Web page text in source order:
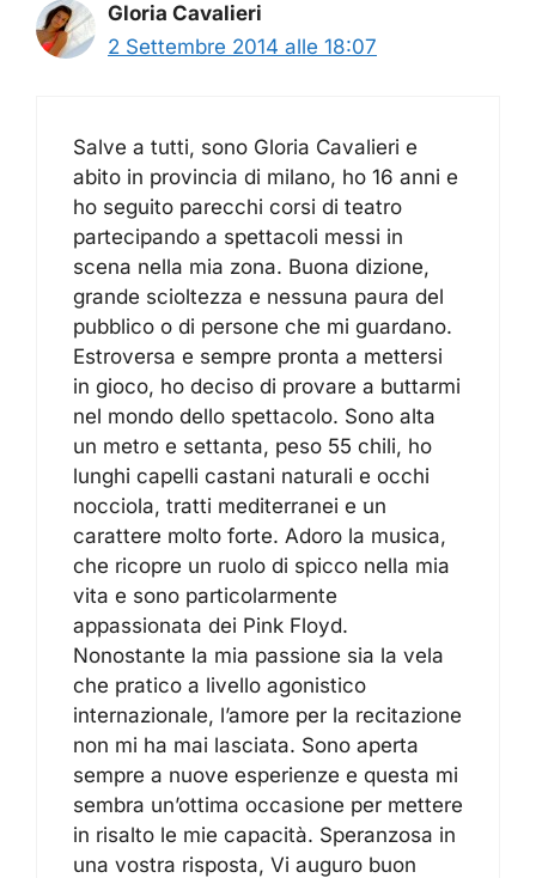
Gloria Cavalieri
2 Settembre 2014 alle 18:07
Salve a tutti, sono Gloria Cavalieri e
abito in provincia di milano, ho 16 anni e
ho seguito parecchi corsi di teatro
partecipando a spettacoli messi in
scena nella mia zona. Buona dizione,
grande scioltezza e nessuna paura del
pubblico o di persone che mi guardano.
Estroversa e sempre pronta a mettersi
in gioco, ho deciso di provare a buttarmi
nel mondo dello spettacolo. Sono alta
un metro e settanta, peso 55 chili, ho
lunghi capelli castani naturali e occhi
nocciola, tratti mediterranei e un
carattere molto forte. Adoro la musica,
che ricopre un ruolo di spicco nella mia
vita e sono particolarmente
appassionata dei Pink Floyd.
Nonostante la mia passione sia la vela
che pratico a livello agonistico
internazionale, l’amore per la recitazione
non mi ha mai lasciata. Sono aperta
sempre a nuove esperienze e questa mi
sembra un’ottima occasione per mettere
in risalto le mie capacità. Speranzosa in
una vostra risposta, Vi auguro buon